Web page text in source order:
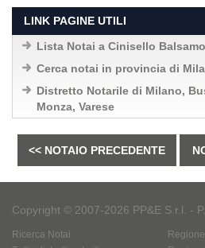
LINK PAGINE UTILI
Lista Notai a Cinisello Balsamo
Cerca notai in provincia di
Distretto Notarile di Milano,
Monza, Varese
<< NOTAIO PRECEDENTE
Copyright © 2007-2026 PP&E S.r.l. -
Ricerca Notai